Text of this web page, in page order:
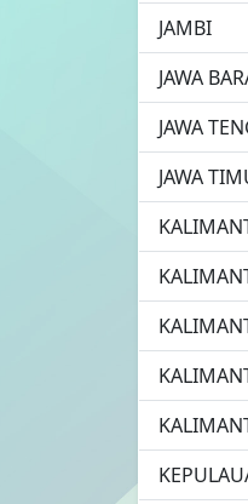
JAMBI
JAWA
JAWA
JAWA